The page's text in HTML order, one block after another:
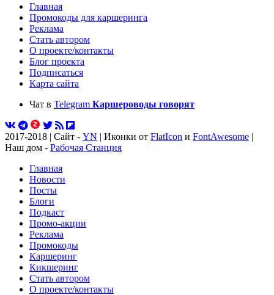
Главная
Промокоды для каршеринга
Реклама
Стать автором
О проекте/контакты
Блог проекта
Подписаться
Карта сайта
Чат в Telegram Каршероводы говорят
2017-2018 | Сайт - YN | Иконки от FlatIcon и FontAwesome |
Наш дом - Рабочая Станция
Главная
Новости
Посты
Блоги
Подкаст
Промо-акции
Реклама
Промокоды
Каршеринг
Кикшеринг
Стать автором
О проекте/контакты